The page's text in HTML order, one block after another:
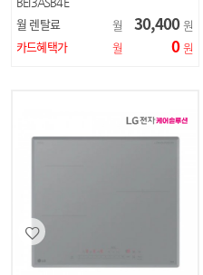
월 렌탈료 월 30,400 원
카드혜택가
월 0 원